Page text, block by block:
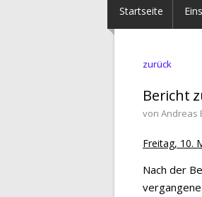
Startseite
zurück
Bericht
von Andreas
Freitag, 10.
Nach der